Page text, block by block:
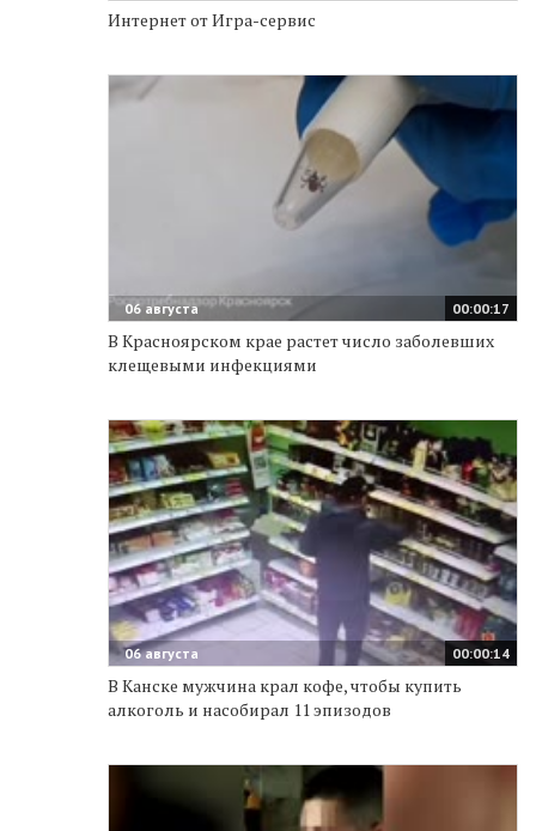
Интернет от Игра-сервис
00:00:17
06 августа
В Красноярском крае растет число заболевших
клещевыми инфекциями
00:00:14
06 августа
В Канске мужчина крал кофе, чтобы купить
алкоголь и насобирал 11 эпизодов